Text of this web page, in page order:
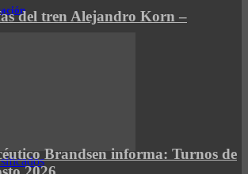
del tren Alejandro Korn –
Brandsen informa: Turnos de